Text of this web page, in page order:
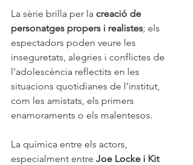
La sèrie brilla per la creació de
personatges propers i realistes; els
espectadors poden veure les
inseguretats, alegries i conflictes de
l’adolescència reflectits en les
situacions quotidianes de l’institut,
com les amistats, els primers
enamoraments o els malentesos.
La química entre els actors,
especialment entre Joe Locke i Kit